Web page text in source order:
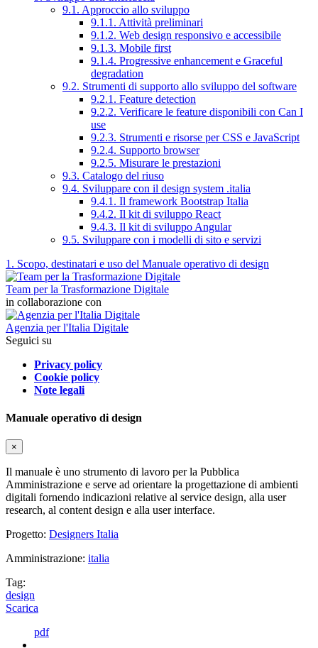
9.1. Approccio allo sviluppo
9.1.1. Attività preliminari
9.1.2. Web design responsivo e accessibile
9.1.3. Mobile first
9.1.4. Progressive enhancement e Graceful
degradation
9.2. Strumenti di supporto allo sviluppo del software
9.2.1. Feature detection
9.2.2. Verificare le feature disponibili con Can I
use
9.2.3. Strumenti e risorse per CSS e JavaScript
9.2.4. Supporto browser
9.2.5. Misurare le prestazioni
9.3. Catalogo del riuso
9.4. Sviluppare con il design system .italia
9.4.1. Il framework Bootstrap Italia
9.4.2. Il kit di sviluppo React
9.4.3. Il kit di sviluppo Angular
9.5. Sviluppare con i modelli di sito e servizi
1. Scopo, destinatari e uso del Manuale operativo di design
Team per la Trasformazione Digitale
in collaborazione con
Agenzia per l'Italia Digitale
Seguici su
Privacy policy
Cookie policy
Note legali
Manuale operativo di design
×
Il manuale è uno strumento di lavoro per la Pubblica
Amministrazione e serve ad orientare la progettazione di ambienti
digitali fornendo indicazioni relative al service design, alla user
research, al content design e alla user interface.
Progetto: Designers Italia
Amministrazione: italia
Tag:
design
Scarica
pdf